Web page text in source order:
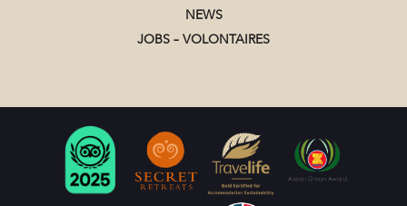
NEWS
JOBS – VOLONTAIRES